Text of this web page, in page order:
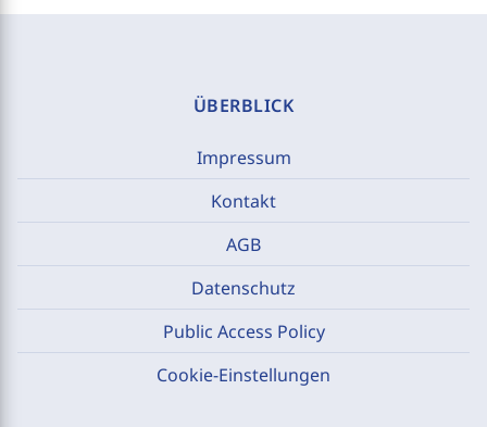
ÜBERBLICK
Impressum
Kontakt
AGB
Datenschutz
Public Access Policy
Cookie-Einstellungen